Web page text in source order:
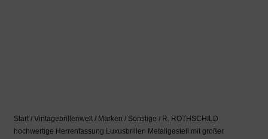
Start /Vintagebrillenwelt / Marken / Sonstige / R. ROTHSCHILD
hochwertige Herrenfassung Luxusbrillen Metallgestell mit großer